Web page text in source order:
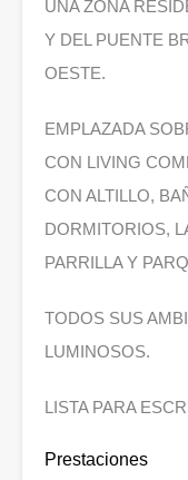
UNA ZONA
Y DEL PUENTE
OESTE.
EMPLAZADA
CON LIVING
CON ALTILLO,
DORMITORIOS,
PARRILLA Y
TODOS SUS
LUMINOSOS.
LISTA PARA
Prestaciones